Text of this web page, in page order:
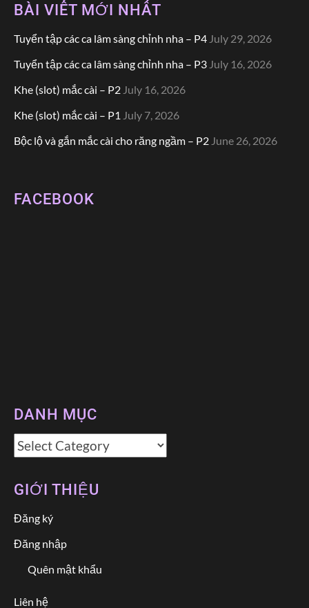
BÀI VIẾT MỚI NHẤT
Tuyển tập các ca lâm sàng chỉnh nha – P4 July 29, 2026
Tuyển tập các ca lâm sàng chỉnh nha – P3 July 16, 2026
Khe (slot) mắc cài – P2 July 16, 2026
Khe (slot) mắc cài – P1 July 7, 2026
Bộc lộ và gắn mắc cài cho răng ngầm – P2 June 26, 2026
FACEBOOK
DANH MỤC
Danh
GIỚI THIỆU
Đăng ký
Đăng nhập
Quên mật khẩu
Liên hệ